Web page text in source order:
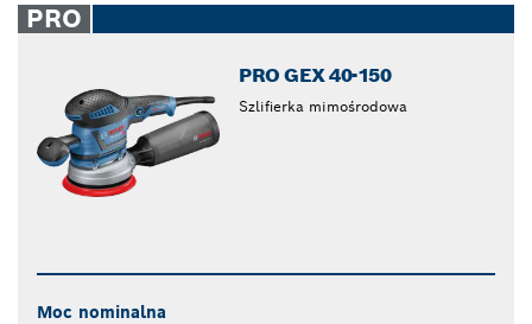
PRO
PRO GEX 40-150
Szlifierka mimośrodowa
Moc nominalna